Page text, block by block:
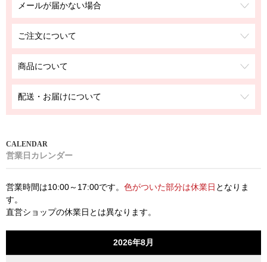
メールが届かない場合
ご注文について
商品について
配送・お届けについて
営業日カレンダー
営業時間は10:00～17:00です。 色がついた部分は休業日 となりま
す。
直営ショップの休業日とは異なります。
2026年8月